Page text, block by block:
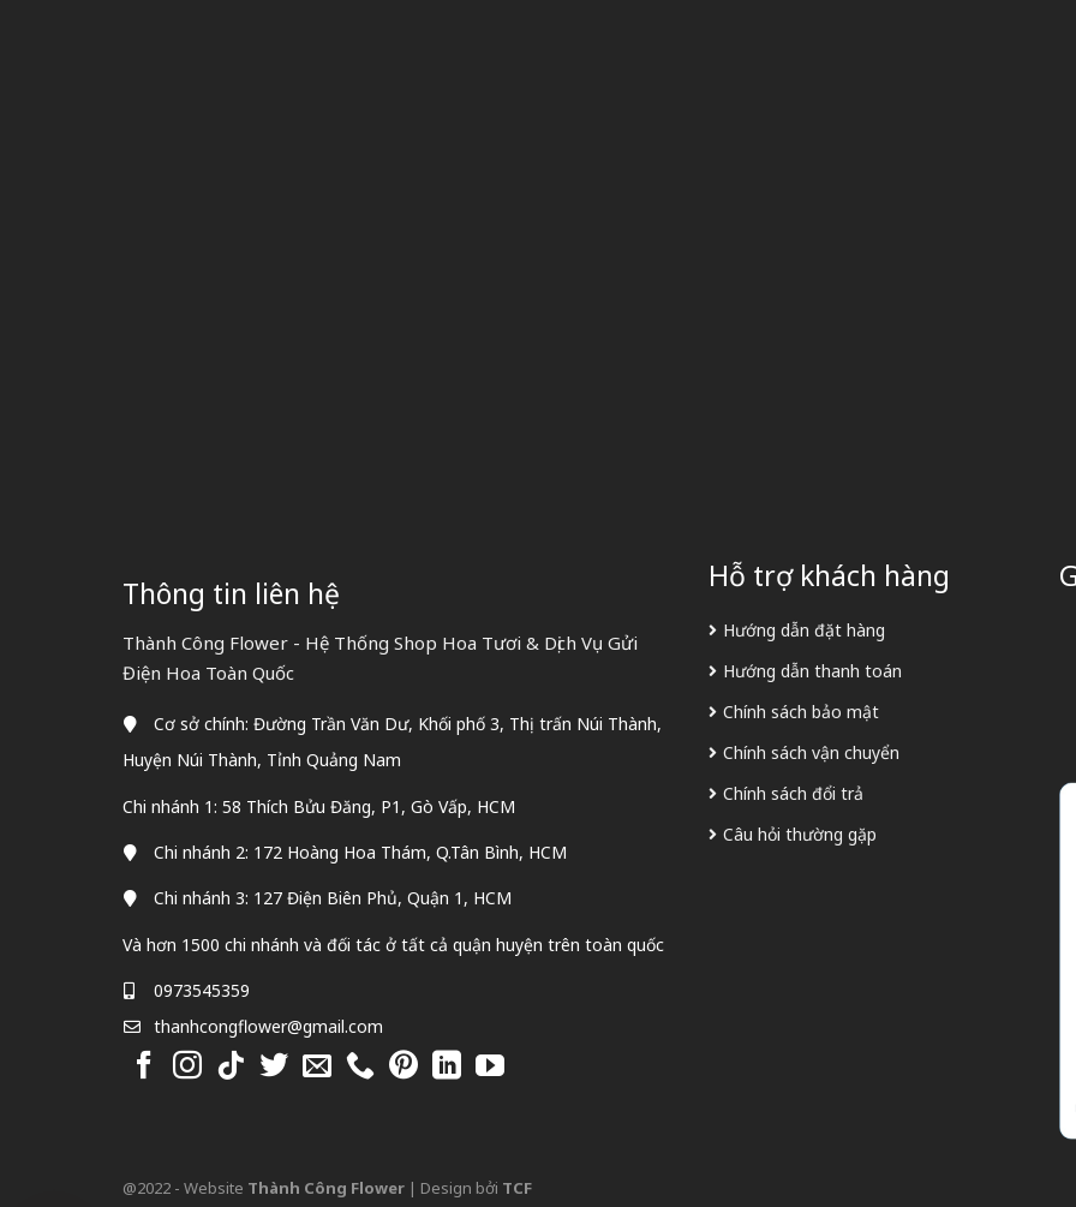
Thông tin liên hệ
Thành Công Flower - Hệ Thống Shop Hoa Tươi & Dịch Vụ Gửi
Điện Hoa Toàn Quốc
Cơ sở chính: Đường Trần Văn Dư, Khối phố 3, Thị trấn Núi Thành,
Huyện Núi Thành, Tỉnh Quảng Nam
Chi nhánh 1: 58 Thích Bửu Đăng, P1, Gò Vấp, HCM
Chi nhánh 2: 172 Hoàng Hoa Thám, Q.Tân Bình, HCM
Chi nhánh 3: 127 Điện Biên Phủ, Quận 1, HCM
Và hơn 1500 chi nhánh và đối tác ở tất cả quận huyện trên toàn quốc
0973545359
thanhcongflower@gmail.com
Hỗ trợ khách hàng
Hướng dẫn đặt hàng
Hướng dẫn thanh toán
Chính sách bảo mật
Chính sách vận chuyển
Chính sách đổi trả
Câu hỏi thường gặp
@2022 - Website Thành Công Flower | Design bởi TCF